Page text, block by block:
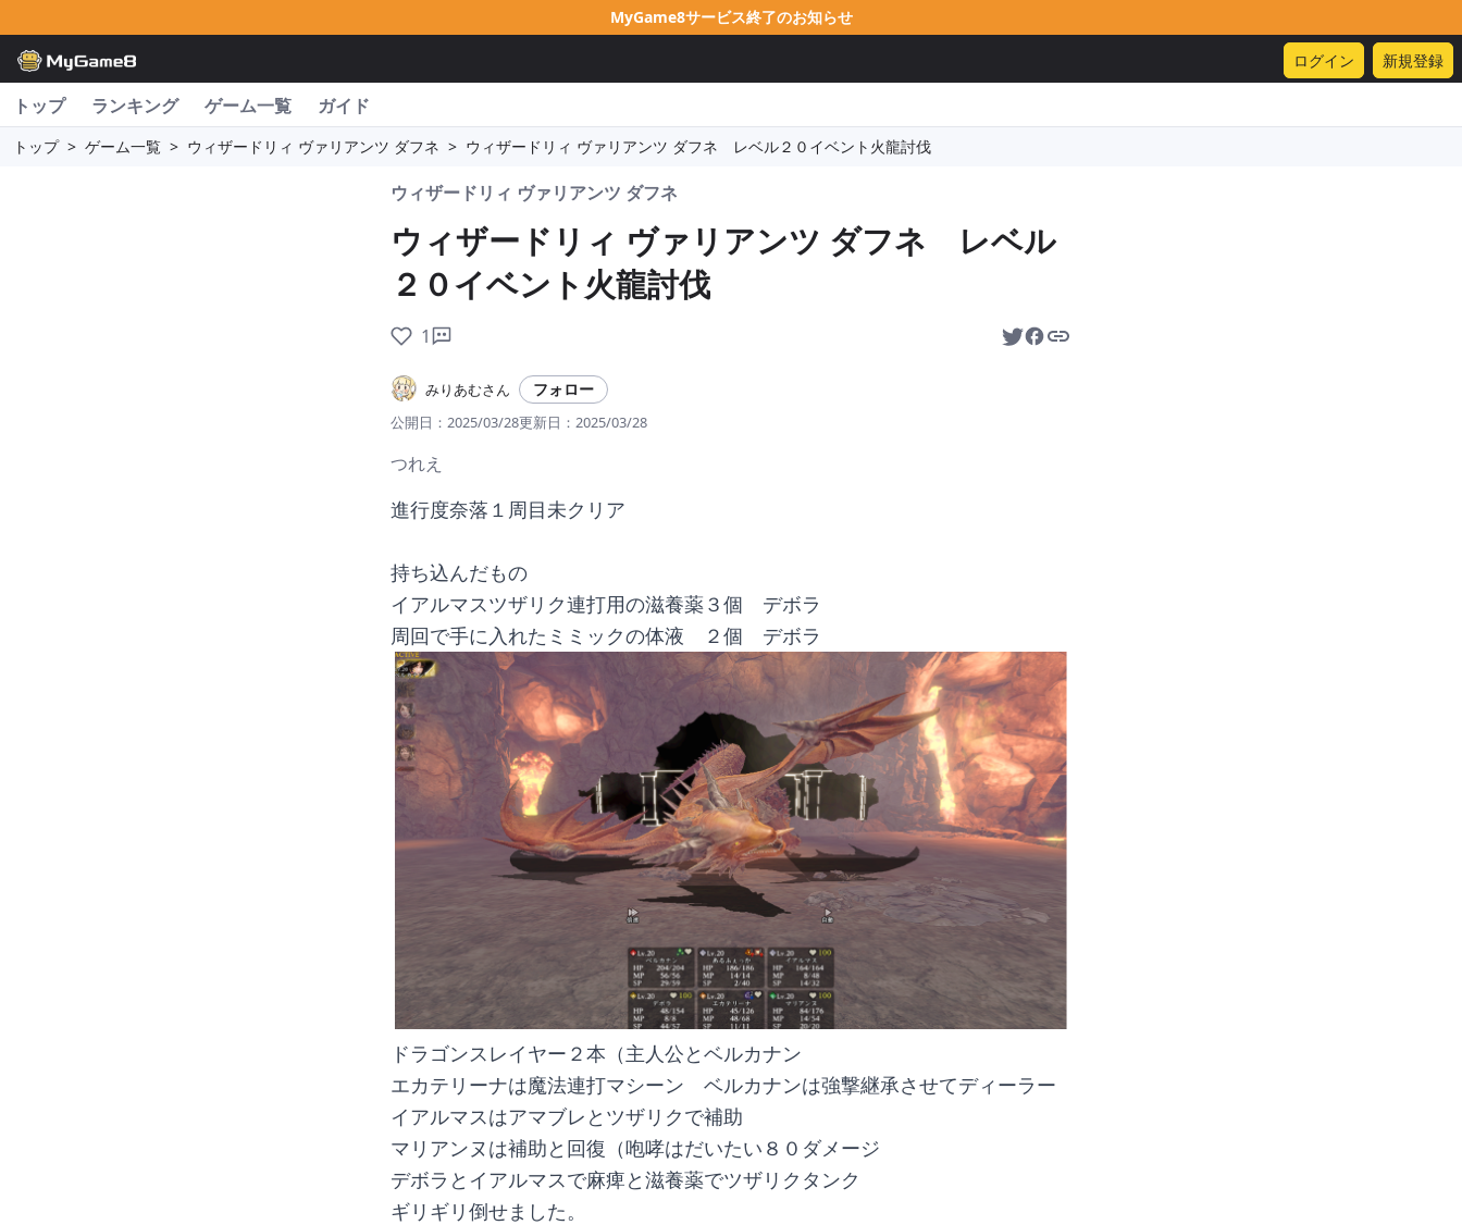
MyGame8サービス終了のお知らせ
ログイン 新規登録
トップ ランキング ゲーム一覧 ガイド
トップ > ゲーム一覧 > ウィザードリィ ヴァリアンツ ダフネ > ウィザードリィ ヴァリアンツ ダフネ レベル２０イベント火龍討伐
ウィザードリィ ヴァリアンツ ダフネ
ウィザードリィ ヴァリアンツ ダフネ レベル
２０イベント火龍討伐
1
みりあむさん フォロー
公開日： 2025/03/28更新日： 2025/03/28
つれえ
進行度奈落１周目未クリア
持ち込んだもの
イアルマスツザリク連打用の滋養薬３個　デボラ
周回で手に入れたミミックの体液　２個　デボラ
ドラゴンスレイヤー２本（主人公とベルカナン
エカテリーナは魔法連打マシーン　ベルカナンは強撃継承させてディーラー
イアルマスはアマブレとツザリクで補助
マリアンヌは補助と回復（咆哮はだいたい８０ダメージ
デボラとイアルマスで麻痺と滋養薬でツザリクタンク
ギリギリ倒せました。